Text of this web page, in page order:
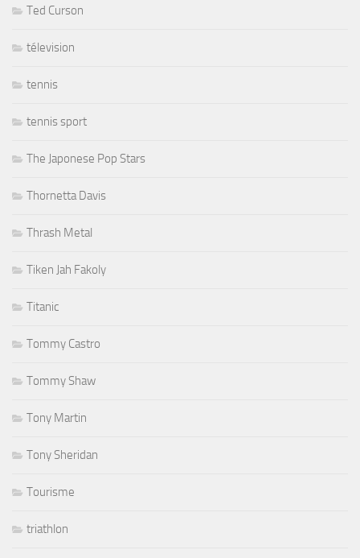
Ted Curson
télevision
tennis
tennis sport
The Japonese Pop Stars
Thornetta Davis
Thrash Metal
Tiken Jah Fakoly
Titanic
Tommy Castro
Tommy Shaw
Tony Martin
Tony Sheridan
Tourisme
triathlon